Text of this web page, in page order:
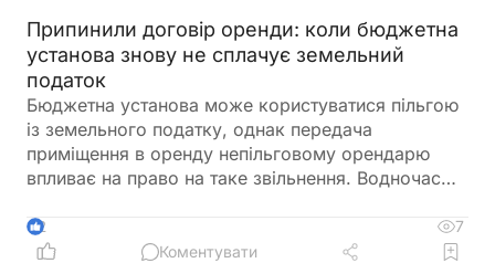
Припинили договір оренди: коли бюджетна
установа знову не сплачує земельний
податок
Бюджетна установа може користуватися пільгою
із земельного податку, однак передача
приміщення в оренду непільговому орендарю
впливає на право на таке звільнення. Водночас
питання, з якої саме дати пільга відновлюється.
Податковий кодекс передбачає спеціальне
2
7
Коментувати